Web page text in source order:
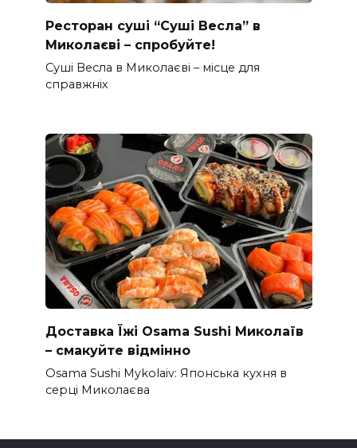
Ресторан суші “Суші Весла” в
Миколаєві – спробуйте!
Суші Весла в Миколаєві – місце для
справжніх
Доставка Їжі Osama Sushi Миколаїв
– смакуйте відмінно
Osama Sushi Mykolaiv: Японська кухня в
серці Миколаєва